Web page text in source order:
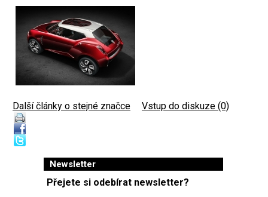
Další články o stejné značce Vstup do diskuze (0)
Newsletter
Přejete si odebírat newsletter?